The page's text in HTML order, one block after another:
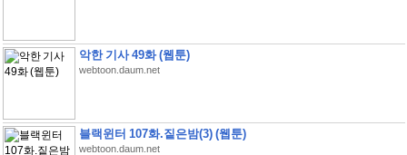
악한 기사 49화 (웹툰)
webtoon.daum.net
블랙윈터 107화.짙은밤(3) (웹툰)
webtoon.daum.net